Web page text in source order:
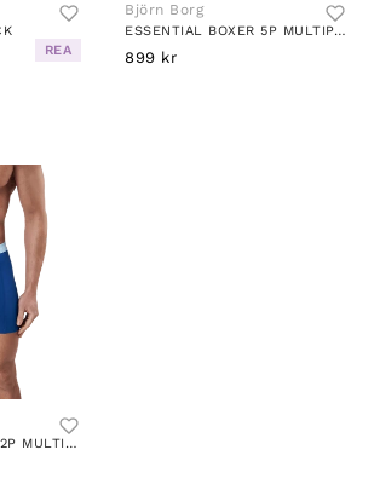
REA
Björn Borg
ESSENTIAL BOXER 5P MULTIPACK 1
899 kr
ESSENTIAL BOXER 12P MULTIPACK 2